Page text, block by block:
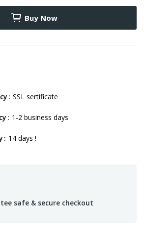
Buy Now
SSL sertificate
1-2 business days
14 days !
safe & secure checkout